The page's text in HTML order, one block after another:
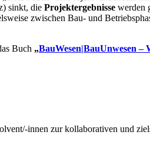
sinkt, die Projektergebnisse werden
zwischen Bau- und
Buch „BauWesen|BauUnwesen –
innen zur kollaborativen und